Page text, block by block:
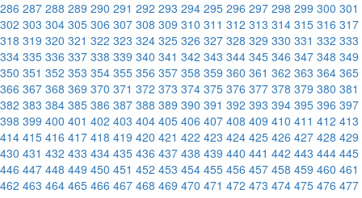
286 287 288 289 290 291 292 293 294 295 296 297 298 299 300 301
302 303 304 305 306 307 308 309 310 311 312 313 314 315 316 317
318 319 320 321 322 323 324 325 326 327 328 329 330 331 332 333
334 335 336 337 338 339 340 341 342 343 344 345 346 347 348 349
350 351 352 353 354 355 356 357 358 359 360 361 362 363 364 365
366 367 368 369 370 371 372 373 374 375 376 377 378 379 380 381
382 383 384 385 386 387 388 389 390 391 392 393 394 395 396 397
398 399 400 401 402 403 404 405 406 407 408 409 410 411 412 413
414 415 416 417 418 419 420 421 422 423 424 425 426 427 428 429
430 431 432 433 434 435 436 437 438 439 440 441 442 443 444 445
446 447 448 449 450 451 452 453 454 455 456 457 458 459 460 461
462 463 464 465 466 467 468 469 470 471 472 473 474 475 476 477